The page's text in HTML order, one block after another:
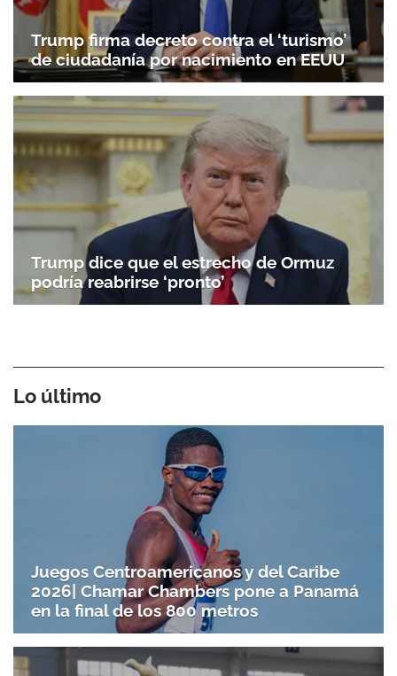
Trump firma decreto contra el ‘turismo’
de ciudadanía por nacimiento en EEUU
Trump dice que el estrecho de Ormuz
podría reabrirse ‘pronto’
Lo último
Juegos Centroamericanos y del Caribe
2026| Chamar Chambers pone a Panamá
en la final de los 800 metros